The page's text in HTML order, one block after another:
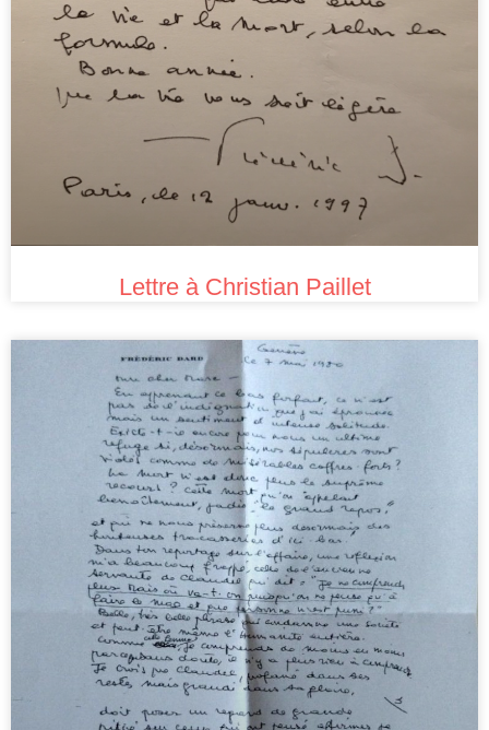
Lettre à Christian Paillet